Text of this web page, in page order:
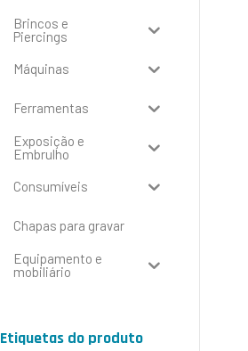
Brincos e
Piercings
Máquinas
Ferramentas
Exposição e
Embrulho
Consumíveis
Chapas para gravar
Equipamento e
mobiliário
Etiquetas do produto